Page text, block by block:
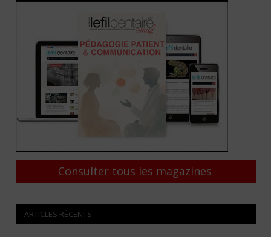
Consulter tous les magazines
ARTICLES RÉCENTS